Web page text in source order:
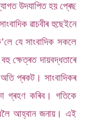
উদযাপিত হয় প্ৰেছ
ৱাচবীৰ হুছেইনে
যে সাংবাদিক সকলে
ক্ষেত্ৰত দায়বদ্ধতাৰে
প্ৰকট। সাংবাদিকৰ
গ্ৰহণ কৰিব। গতিকে
আহ্বান জনায়। এই